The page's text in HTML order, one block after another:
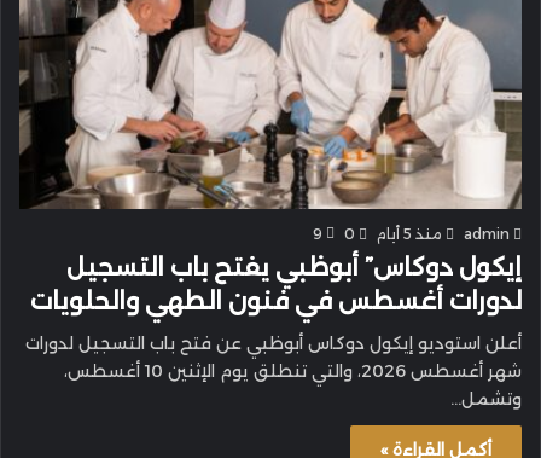
admin منذ 5 أيام 0
9
إيكول دوكاس” أبوظبي يفتح باب التسجيل
لدورات أغسطس في فنون الطهي والحلويات
أعلن استوديو إيكول دوكاس أبوظبي عن فتح باب التسجيل لدورات
شهر أغسطس 2026، والتي تنطلق يوم الإثنين 10 أغسطس،
وتشمل…
أكمل القراءة »